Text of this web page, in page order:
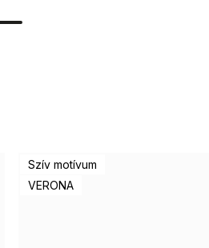
Szív motívum
VERONA